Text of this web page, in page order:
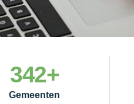
Gemeenten
342+